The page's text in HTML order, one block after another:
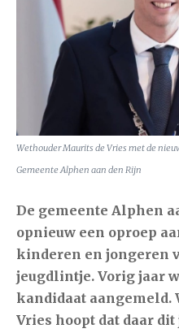
Wethouder Maurits de Vries met de
Gemeente Alphen aan den Rijn
De gemeente Alphen
opnieuw een oproep
kinderen en jongeren
jeugdlintje. Vorig jaar
kandidaat aangemeld.
Vries hoopt dat daar